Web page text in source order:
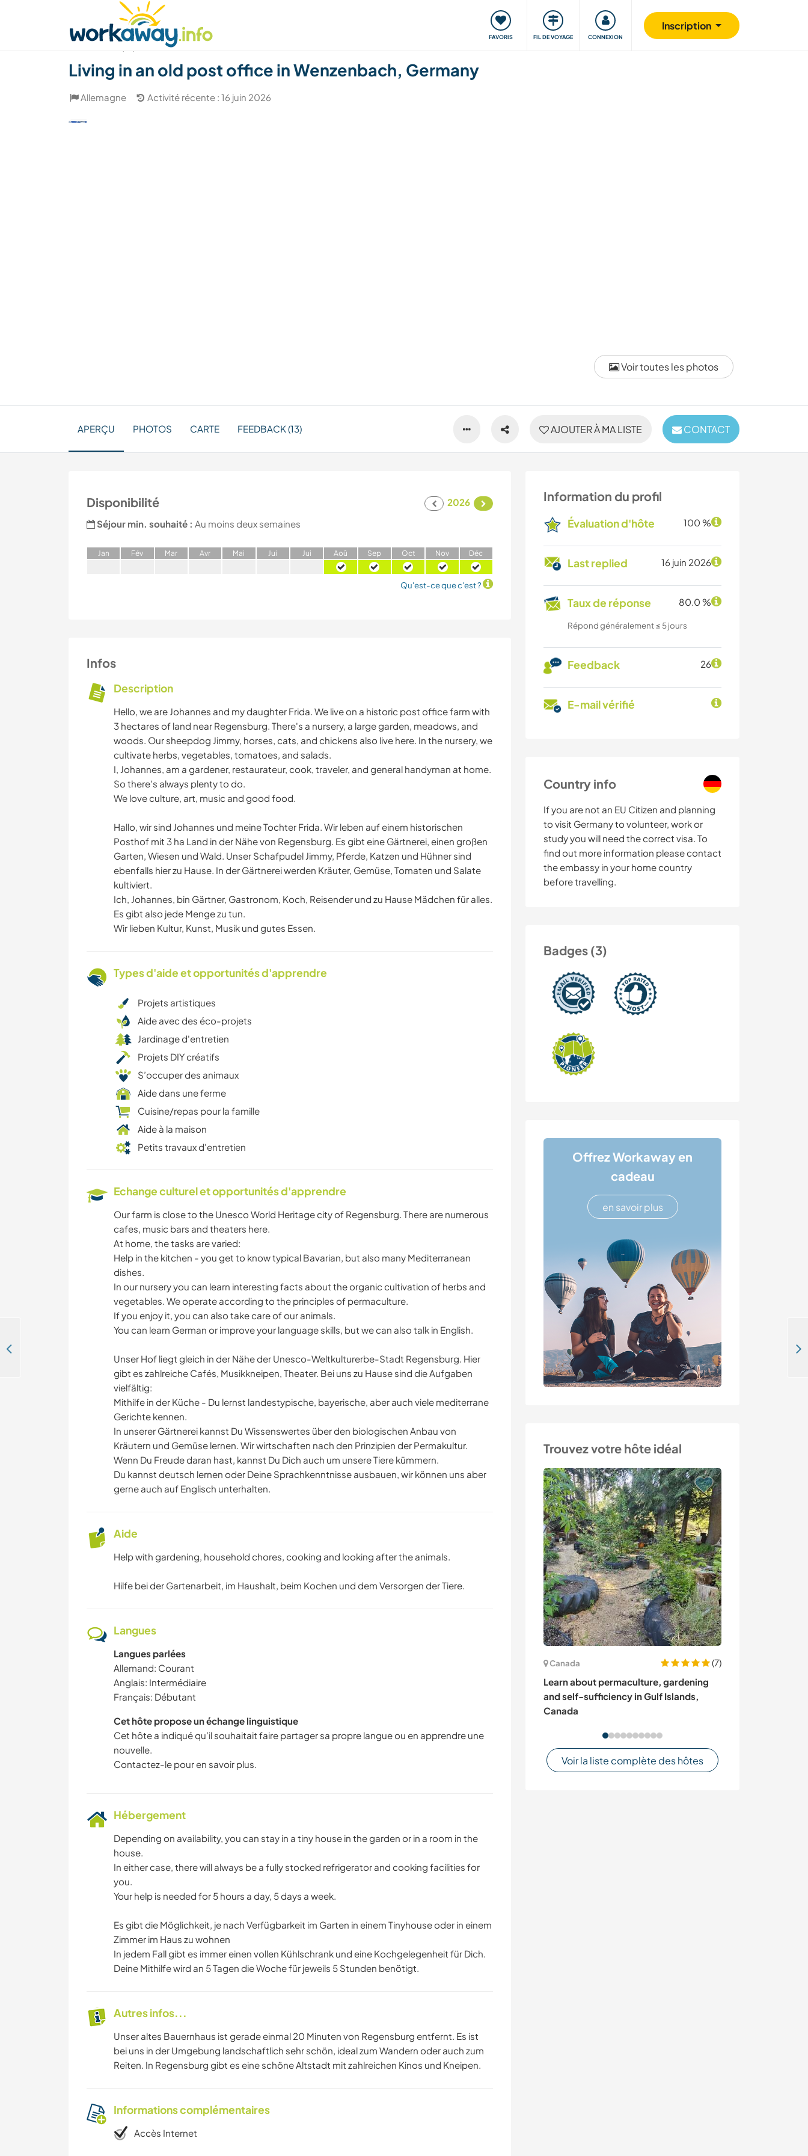
FAVORIS FIL DE VOYAGE CONNEXION
Inscription
Trouver hôte Covoyager Voyager, apprendre Communauté S'impliquer Sécurité
Voir toutes les photos
Living in an old post office in Wenzenbach, Germany
Allemagne Activité récente : 16 juin 2026
AJOUTER À MA LISTE CONTACT
APERÇU PHOTOS CARTE FEEDBACK (13)
Information du profil
Évaluation d'hôte 100 %
Last replied 16 juin 2026
Taux de réponse 80.0 %
Répond généralement ≤ 5 jours
Feedback 26
E-mail vérifié
Country info
If you are not an EU Citizen and planning
to visit Germany to volunteer, work or
study you will need the correct visa. To
find out more information please contact
the embassy in your home country
before travelling.
Badges (3)
Offrez Workaway en
cadeau
en savoir plus
Trouvez votre hôte idéal
Canada
(7)
Learn about permaculture, gardening
and self-sufficiency in Gulf Islands,
Canada
Voir la liste complète des hôtes
Disponibilité
2026
Séjour min. souhaité : Au moins deux semaines
Jan Fév Mar Avr Mai Jui Jui Aoû Sep Oct Nov Déc
Qu'est-ce que c'est ?
Infos
Description
Hello, we are Johannes and my daughter Frida. We live on a historic post office farm with
3 hectares of land near Regensburg. There's a nursery, a large garden, meadows, and
woods. Our sheepdog Jimmy, horses, cats, and chickens also live here. In the nursery, we
cultivate herbs, vegetables, tomatoes, and salads.
I, Johannes, am a gardener, restaurateur, cook, traveler, and general handyman at home.
So there's always plenty to do.
We love culture, art, music and good food.
Hallo, wir sind Johannes und meine Tochter Frida. Wir leben auf einem historischen
Posthof mit 3 ha Land in der Nähe von Regensburg. Es gibt eine Gärtnerei, einen großen
Garten, Wiesen und Wald. Unser Schafpudel Jimmy, Pferde, Katzen und Hühner sind
ebenfalls hier zu Hause. In der Gärtnerei werden Kräuter, Gemüse, Tomaten und Salate
kultiviert.
Ich, Johannes, bin Gärtner, Gastronom, Koch, Reisender und zu Hause Mädchen für alles.
Es gibt also jede Menge zu tun.
Wir lieben Kultur, Kunst, Musik und gutes Essen.
Types d'aide et opportunités d'apprendre
Projets artistiques
Aide avec des éco-projets
Jardinage d'entretien
Projets DIY créatifs
S’occuper des animaux
Aide dans une ferme
Cuisine/repas pour la famille
Aide à la maison
Petits travaux d'entretien
Echange culturel et opportunités d'apprendre
Our farm is close to the Unesco World Heritage city of Regensburg. There are numerous
cafes, music bars and theaters here.
At home, the tasks are varied:
Help in the kitchen - you get to know typical Bavarian, but also many Mediterranean
dishes.
In our nursery you can learn interesting facts about the organic cultivation of herbs and
vegetables. We operate according to the principles of permaculture.
If you enjoy it, you can also take care of our animals.
You can learn German or improve your language skills, but we can also talk in English.
Unser Hof liegt gleich in der Nähe der Unesco-Weltkulturerbe-Stadt Regensburg. Hier
gibt es zahlreiche Cafés, Musikkneipen, Theater. Bei uns zu Hause sind die Aufgaben
vielfältig:
Mithilfe in der Küche - Du lernst landestypische, bayerische, aber auch viele mediterrane
Gerichte kennen.
In unserer Gärtnerei kannst Du Wissenswertes über den biologischen Anbau von
Kräutern und Gemüse lernen. Wir wirtschaften nach den Prinzipien der Permakultur.
Wenn Du Freude daran hast, kannst Du Dich auch um unsere Tiere kümmern.
Du kannst deutsch lernen oder Deine Sprachkenntnisse ausbauen, wir können uns aber
gerne auch auf Englisch unterhalten.
Aide
Help with gardening, household chores, cooking and looking after the animals.
Hilfe bei der Gartenarbeit, im Haushalt, beim Kochen und dem Versorgen der Tiere.
Langues
Langues parlées
Allemand: Courant
Anglais: Intermédiaire
Français: Débutant
Cet hôte propose un échange linguistique
Cet hôte a indiqué qu’il souhaitait faire partager sa propre langue ou en apprendre une
nouvelle.
Contactez-le pour en savoir plus.
Hébergement
Depending on availability, you can stay in a tiny house in the garden or in a room in the
house.
In either case, there will always be a fully stocked refrigerator and cooking facilities for
you.
Your help is needed for 5 hours a day, 5 days a week.
Es gibt die Möglichkeit, je nach Verfügbarkeit im Garten in einem Tinyhouse oder in einem
Zimmer im Haus zu wohnen
In jedem Fall gibt es immer einen vollen Kühlschrank und eine Kochgelegenheit für Dich.
Deine Mithilfe wird an 5 Tagen die Woche für jeweils 5 Stunden benötigt.
Autres infos...
Unser altes Bauernhaus ist gerade einmal 20 Minuten von Regensburg entfernt. Es ist
bei uns in der Umgebung landschaftlich sehr schön, ideal zum Wandern oder auch zum
Reiten. In Regensburg gibt es eine schöne Altstadt mit zahlreichen Kinos und Kneipen.
Informations complémentaires
Accès Internet